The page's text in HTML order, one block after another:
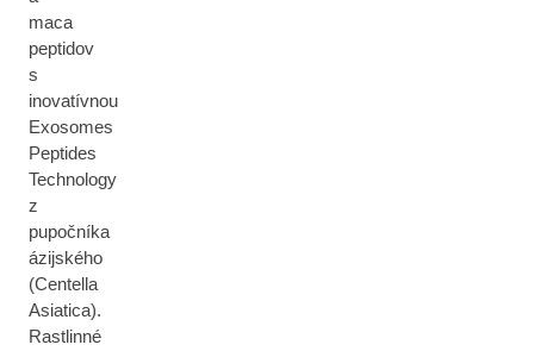
maca
peptidov
s
inovatívnou
Exosomes
Peptides
Technology
z
pupočníka
ázijského
(Centella
Asiatica).
Rastlinné